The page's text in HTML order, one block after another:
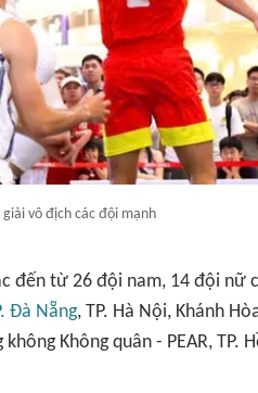
vô địch các đội mạnh
đến từ 26 đội nam, 14 đội nữ
Đà Nẵng, TP. Hà Nội, Khánh
Không quân - PEAR, TP.